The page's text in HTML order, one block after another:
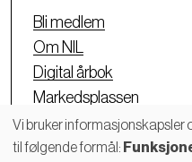
Bli medlem
Om NIL
Digital årbok
Markedsplassen
Personvernerklæring
Vi bruker informasjonskapsler
til følgende formål: